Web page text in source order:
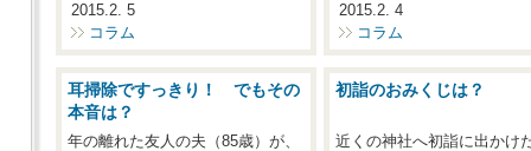
2015.2. 5
コラム
2015.2. 4
コラム
耳掃除ですっきり！ でもその
本音は？
年の離れた友人の夫（85歳）が、
初詣のおみくじは？
近くの神社へ初詣に出かけ